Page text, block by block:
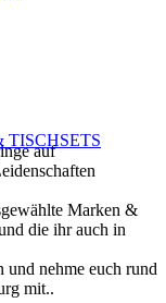
TISCHSETS
auf
Marken &
die ihr auch in
nehme euch rund
mit..